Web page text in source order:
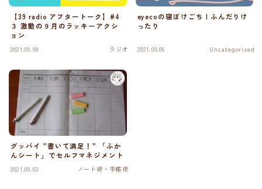
【39 radio アフタートーク】#4
３ 激動の９月のラッキーアクシ
ョン
2021.09.08 ラジオ
eyecoの寝ぼけごち | ふんだりけ
ったり
2021.09.06 Uncategorized
グッバイ ”書いて満足！” 「ふか
んシート」でセルフマネジメント
2021.09.03 ノート術・手帳術